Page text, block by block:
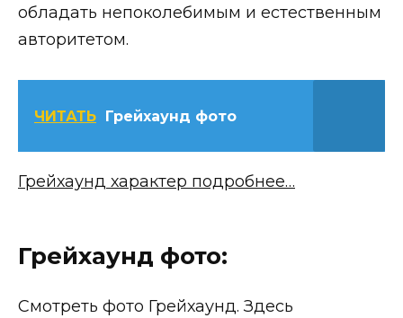
обладать непоколебимым и естественным
авторитетом.
ЧИТАТЬ Грейхаунд фото
Грейхаунд характер подробнее…
Грейхаунд фото:
Смотреть фото Грейхаунд. Здесь